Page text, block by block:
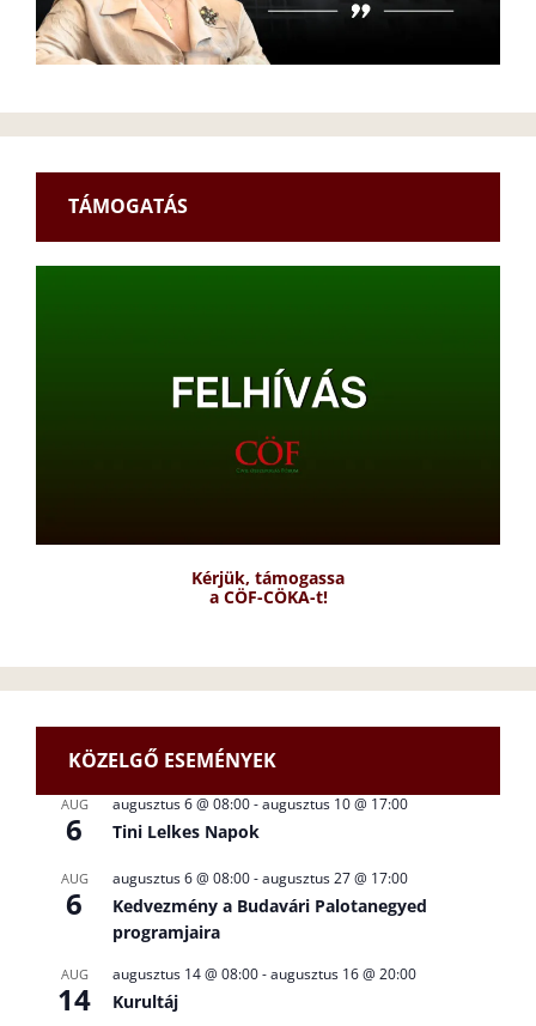
TÁMOGATÁS
Kérjük, támogassa
a CÖF-CÖKA-t!
KÖZELGŐ ESEMÉNYEK
AUG
6
augusztus 6 @ 08:00-augusztus 10 @ 17:00
Tini Lelkes Napok
AUG
6
augusztus 6 @ 08:00-augusztus 27 @ 17:00
Kedvezmény a Budavári Palotanegyed
programjaira
AUG
14
augusztus 14 @ 08:00-augusztus 16 @ 20:00
Kurultáj